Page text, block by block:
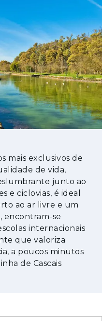
AEG, com
a área exterior
de apoio ao quarto
à cozinha
closet (resultado
armários
quarto
roupeiros
mais exclusivos de
de vida,
junto ao
e ciclovias, é ideal
ao ar livre e um
encontram-se
internacionais
que valoriza
a poucos minutos
de Cascais